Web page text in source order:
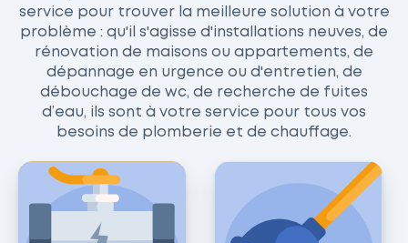
service pour trouver la meilleure solution à votre
problème : qu'il s'agisse d'installations neuves, de
rénovation de maisons ou appartements, de
dépannage en urgence ou d'entretien, de
débouchage de wc, de recherche de fuites
d’eau, ils sont à votre service pour tous vos
besoins de plomberie et de chauffage.